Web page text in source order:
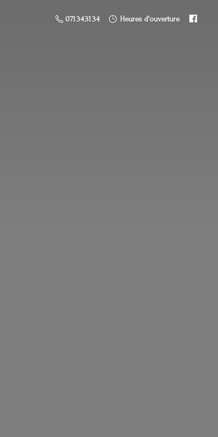
071 34 31 34 Heures d'ouverture